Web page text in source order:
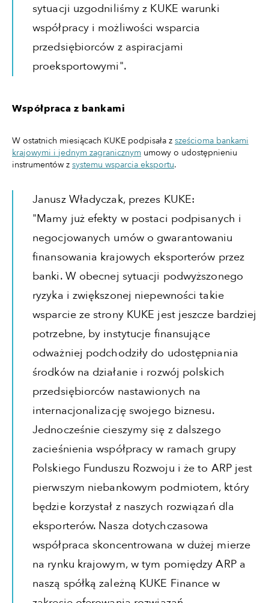
sytuacji uzgodniliśmy z KUKE warunki
współpracy i możliwości wsparcia
przedsiębiorców z aspiracjami
proeksportowymi".
Współpraca z bankami
W ostatnich miesiącach KUKE podpisała z sześcioma bankami
krajowymi i jednym zagranicznym umowy o udostępnieniu
instrumentów z systemu wsparcia eksportu.
Janusz Władyczak, prezes KUKE:
"Mamy już efekty w postaci podpisanych i
negocjowanych umów o gwarantowaniu
finansowania krajowych eksporterów przez
banki. W obecnej sytuacji podwyższonego
ryzyka i zwiększonej niepewności takie
wsparcie ze strony KUKE jest jeszcze bardziej
potrzebne, by instytucje finansujące
odważniej podchodziły do udostępniania
środków na działanie i rozwój polskich
przedsiębiorców nastawionych na
internacjonalizację swojego biznesu.
Jednocześnie cieszymy się z dalszego
zacieśnienia współpracy w ramach grupy
Polskiego Funduszu Rozwoju i że to ARP jest
pierwszym niebankowym podmiotem, który
będzie korzystał z naszych rozwiązań dla
eksporterów. Nasza dotychczasowa
współpraca skoncentrowana w dużej mierze
na rynku krajowym, w tym pomiędzy ARP a
naszą spółką zależną KUKE Finance w